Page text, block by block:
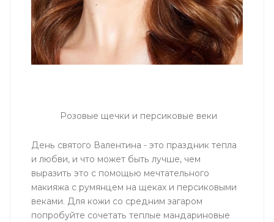
Розовые щечки и персиковые веки
День святого Валентина - это праздник тепла
и любви, и что может быть лучше, чем
выразить это с помощью мечтательного
макияжа с румянцем на щеках и персиковыми
веками. Для кожи со средним загаром
попробуйте сочетать теплые мандариновые